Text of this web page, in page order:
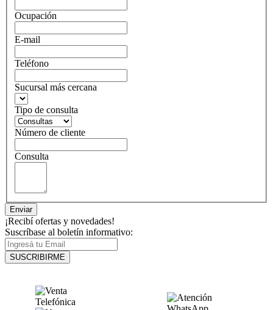
Ocupación
E-mail
Teléfono
Sucursal más cercana
Tipo de consulta
Número de cliente
Consulta
Enviar
¡Recibí ofertas y novedades!
Suscríbase al boletín informativo:
SUSCRIBIRME